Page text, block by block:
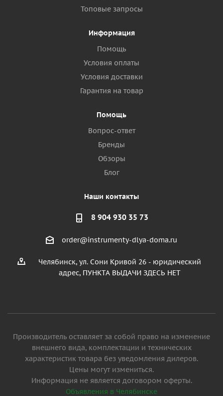
Топовые запросы
Информация
Помощь
Условия оплаты
Условия доставки
Гарантия на товар
Помощь
Вопрос-ответ
Бренды
Обзоры
Блог
Наши контакты
8 904 930 35 73
order@instrumenty-dlya-doma.ru
Челябинск, ул. Сони Кривой 26 - юридический
адрес, ПУНКТА ВЫДАЧИ ЗДЕСЬ НЕТ
Производитель оставляет за собой право на изменение
внешнего вида, комплектации и технических
характеристик товара без уведомления дилеров.
Цены могут измениться.
Информация не является договором оферты.
Объявления в Челябинске